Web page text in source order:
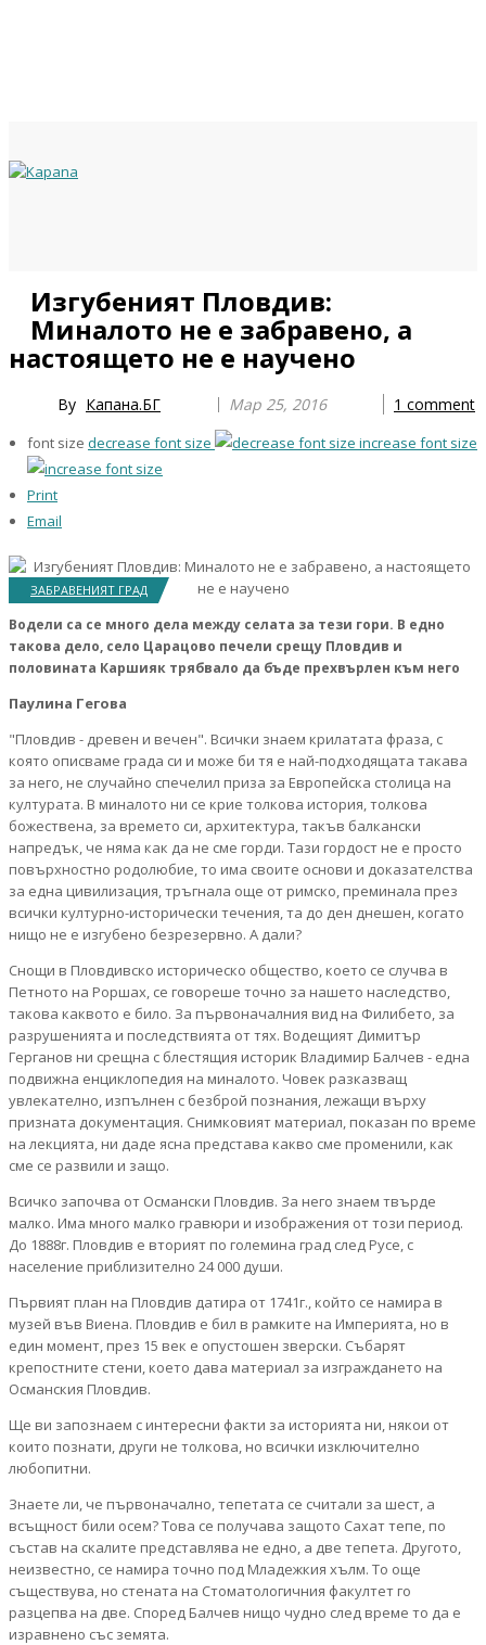
Изгубеният Пловдив:
Миналото не е забравено, а
настоящето не е научено
By Капана.БГ Мар 25, 2016 1 comment
font size decrease font size increase font size
Print
Email
ЗАБРАВЕНИЯТ ГРАД
Водели са се много дела между селата за тези гори. В едно
такова дело, село Царацово печели срещу Пловдив и
половината Каршияк трябвало да бъде прехвърлен към него
Паулина Гегова
"Пловдив - древен и вечен". Всички знаем крилатата фраза, с
която описваме града си и може би тя е най-подходящата такава
за него, не случайно спечелил приза за Европейска столица на
културата. В миналото ни се крие толкова история, толкова
божествена, за времето си, архитектура, такъв балкански
напредък, че няма как да не сме горди. Тази гордост не е просто
повърхностно родолюбие, то има своите основи и доказателства
за една цивилизация, тръгнала още от римско, преминала през
всички културно-исторически течения, та до ден днешен, когато
нищо не е изгубено безрезервно. А дали?
Снощи в Пловдивско историческо общество, което се случва в
Петното на Роршах, се говореше точно за нашето наследство,
такова каквото е било. За първоначалния вид на Филибето, за
разрушенията и последствията от тях. Водещият Димитър
Герганов ни срещна с блестящия историк Владимир Балчев - една
подвижна енциклопедия на миналото. Човек разказващ
увлекателно, изпълнен с безброй познания, лежащи върху
призната документация. Снимковият материал, показан по време
на лекцията, ни даде ясна представа какво сме променили, как
сме се развили и защо.
Всичко започва от Османски Пловдив. За него знаем твърде
малко. Има много малко гравюри и изображения от този период.
До 1888г. Пловдив е вторият по големина град след Русе, с
население приблизително 24 000 души.
Първият план на Пловдив датира от 1741г., който се намира в
музей във Виена. Пловдив е бил в рамките на Империята, но в
един момент, през 15 век е опустошен зверски. Събарят
крепостните стени, което дава материал за изграждането на
Османския Пловдив.
Ще ви запознаем с интересни факти за историята ни, някои от
които познати, други не толкова, но всички изключително
любопитни.
Знаете ли, че първоначално, тепетата се считали за шест, а
всъщност били осем? Това се получава защото Сахат тепе, по
състав на скалите представлява не едно, а две тепета. Другото,
неизвестно, се намира точно под Младежкия хълм. То още
съществува, но стената на Стоматологичния факултет го
разцепва на две. Според Балчев нищо чудно след време то да е
изравнено със земята.
Year
Month
Year
Month